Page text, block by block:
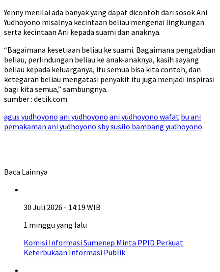
Yenny menilai ada banyak yang dapat dicontoh dari sosok Ani
Yudhoyono misalnya kecintaan beliau mengenai lingkungan
serta kecintaan Ani kepada suami dan anaknya.
“Bagaimana kesetiaan beliau ke suami. Bagaimana pengabdian
beliau, perlindungan beliau ke anak-anaknya, kasih sayang
beliau kepada keluarganya, itu semua bisa kita contoh, dan
ketegaran beliau mengatasi penyakit itu juga menjadi inspirasi
bagi kita semua,” sambungnya.
sumber : detik.com
agus yudhoyono ani yudhoyono ani yudhoyono wafat bu ani
pemakaman ani yudhoyono sbysusilo bambang yudhoyono
Baca Lainnya
30 Juli 2026 - 14:19 WIB
1 minggu yang lalu
Komisi Informasi Sumenep Minta PPID Perkuat
Keterbukaan Informasi Publik